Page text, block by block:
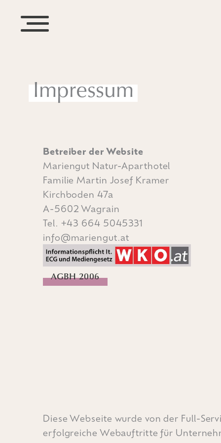
Impressum
Betreiber der Website
Mariengut Natur-Aparthotel
Familie Martin Josef Kramer
Kirchboden 47a
A-5602 Wagrain
Tel. +43 664 5045331
info@mariengut.at
AGBH 2006
Diese Webseite wurde von der Full-
erfolgreiche Webauftritte für